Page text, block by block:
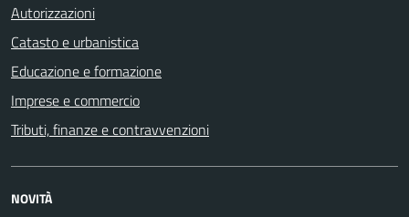
Autorizzazioni
Catasto e urbanistica
Educazione e formazione
Imprese e commercio
Tributi, finanze e contravvenzioni
NOVITÀ